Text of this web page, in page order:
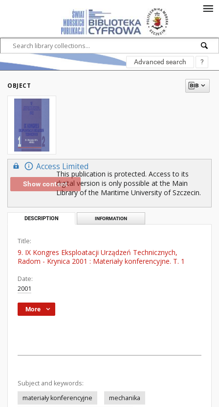
Advanced search ?
OBJECT
Access Limited
Show content
This publication is protected. Access to its
digital version is only possible at the Main
Library of the Maritime University of Szczecin.
DESCRIPTION INFORMATION
Title:
9. IX Kongres Eksploatacji Urządzeń Technicznych,
Radom - Krynica 2001 : Materiały konferencyjne. T. 1
Date:
2001
More
Subject and keywords:
materiały konferencyjne
mechanika